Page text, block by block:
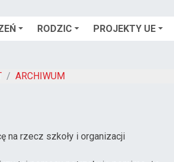
RODZIC PROJEKTY UE
ARCHIWUM
na rzecz szkoły i organizacji